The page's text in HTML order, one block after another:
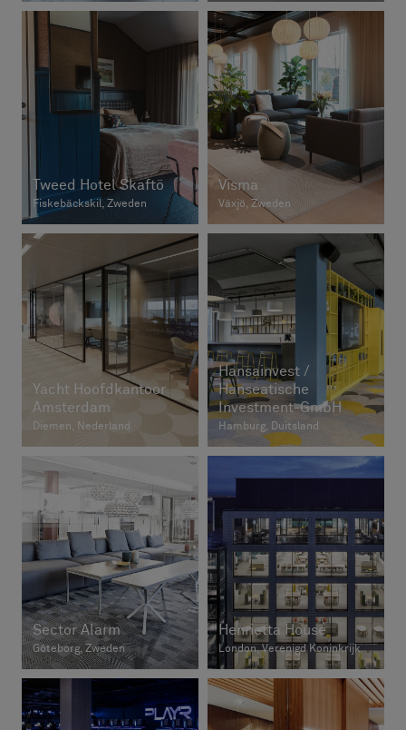
Tweed Hotel Skaftö
Fiskebäckskil, Zweden
Visma
Växjö, Zweden
Yacht Hoofdkantoor
Amsterdam
Diemen, Nederland
Hansainvest /
Hanseatische
Investment-GmbH
Hamburg, Duitsland
Sector Alarm
Göteborg, Zweden
Henrietta House
London, Verenigd Koninkrijk